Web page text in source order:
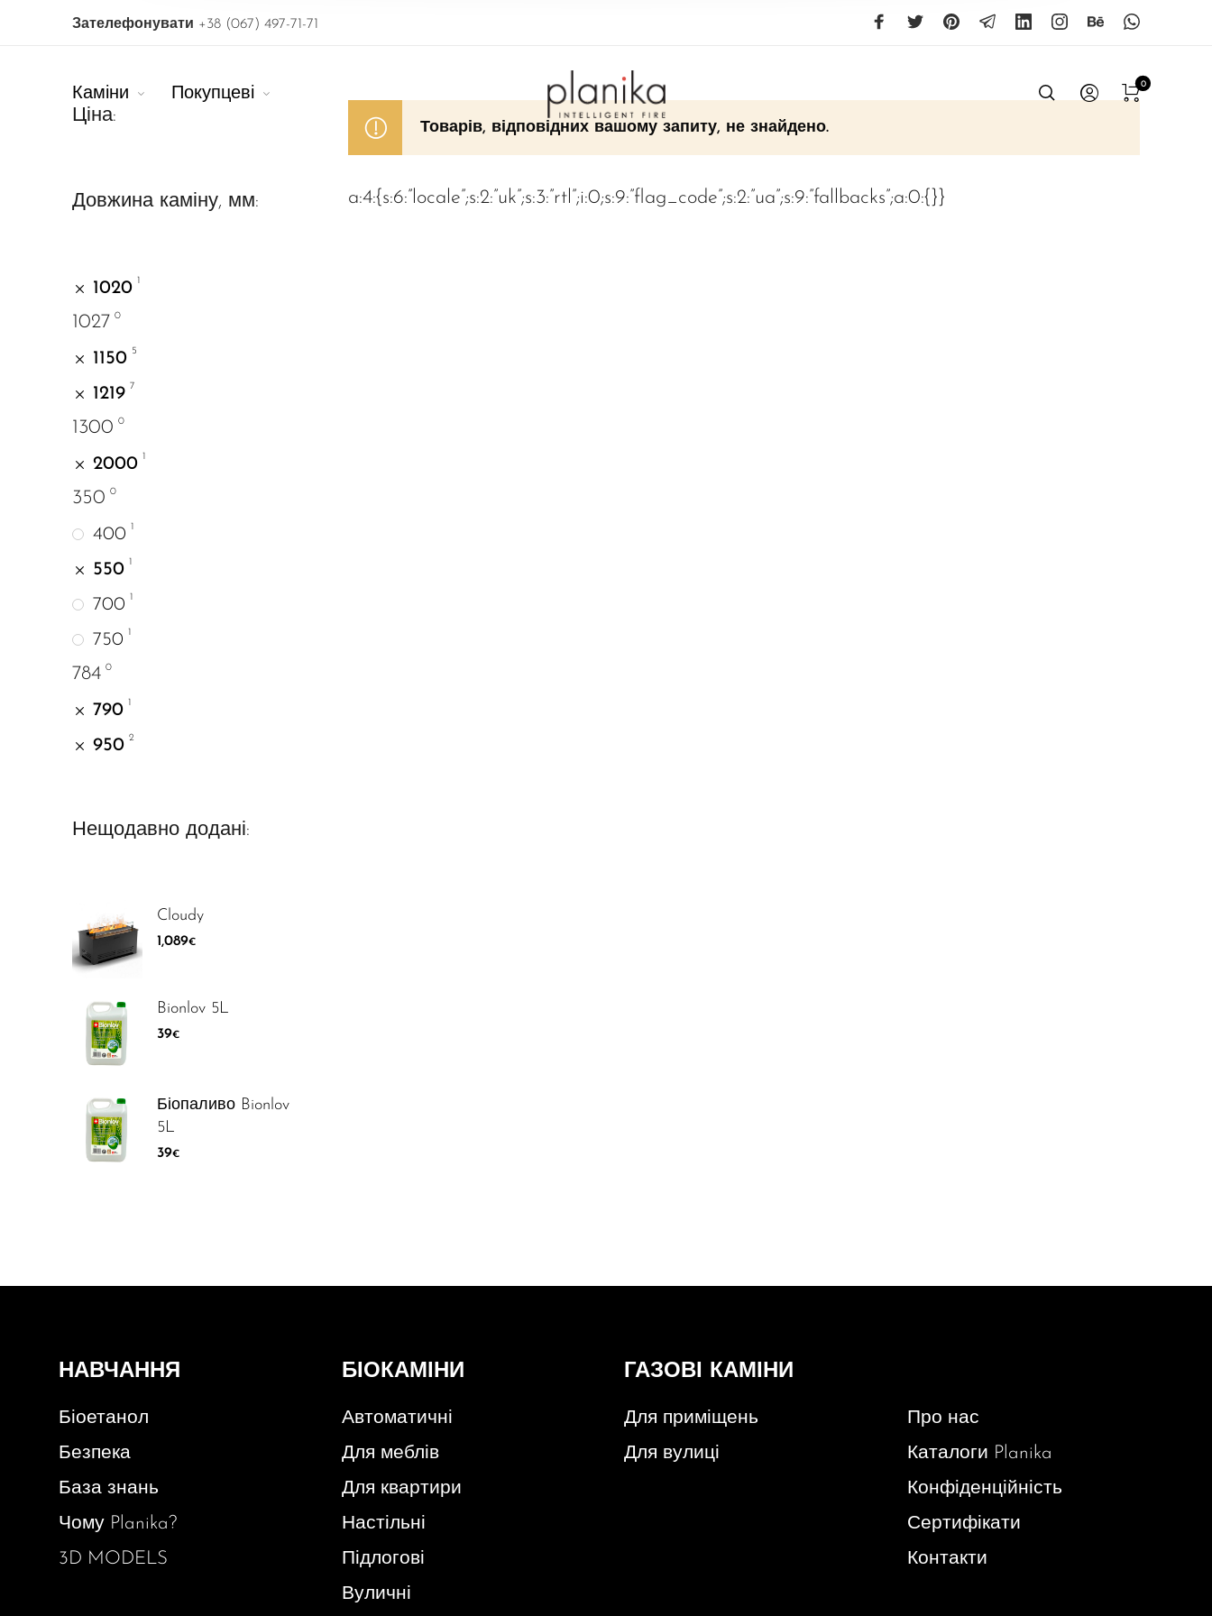
Зателефонувати +38 (067) 497-71-71
Каміни Покупцеві
0
Ціна:
Довжина каміну, мм:
1020 1
1027 0
1150 5
1219 7
1300 0
2000 1
350 0
400 1
550 1
700 1
750 1
784 0
790 1
950 2
Нещодавно додані:
Cloudy
1,089€
Bionlov 5L
39€
Біопаливо Bionlov
5L
39€
Товарів, відповідних вашому запиту, не знайдено.
a:4:{s:6:”locale”;s:2:”uk”;s:3:”rtl”;i:0;s:9:”flag_code”;s:2:”ua”;s:9:”fallbacks”;a:0:{}}
НАВЧАННЯ
Біоетанол
Безпека
База знань
Чому Planika?
3D MODELS
БІОКАМІНИ
Автоматичні
Для меблів
Для квартири
Настільні
Підлогові
Вуличні
ГАЗОВІ КАМІНИ
Для приміщень
Для вулиці
Про нас
Каталоги Planika
Конфіденційність
Сертифікати
Контакти